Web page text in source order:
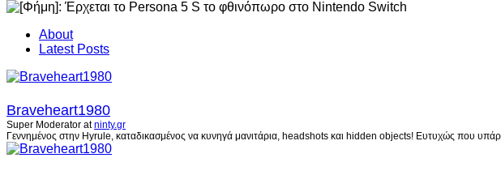
About
Latest Posts
Braveheart1980
Super Moderator atninty.gr
Γεννημένος στην Hyrule, καταδικασμένος να κυνηγά μανιτάρια, headshots και hidden objects! Ευτυχώς που